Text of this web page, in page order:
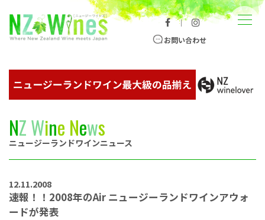
ニュージーランドワイン総合サイト
｜
お問い合わせ
メニュー
NZWine News
ニュージーランドワインニュース
12.11.2008
速報！！2008年のAir ニュージーランドワインアウォ
ードが発表